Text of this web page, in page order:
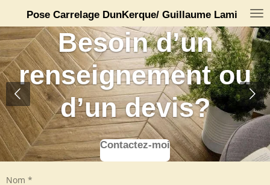
Passer
contenu
principal
Pose Carrelage DunKerque/ Guillaume Lami
Besoin d’un
renseignement ou
d’un devis?
Contactez-moi
Nom *